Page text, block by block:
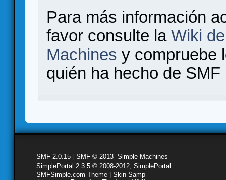
Para más información
favor consulte la Wiki
Machines y compruebe
quién ha hecho de
SMF 2.0.15 SMF © 2013 Simple Machines
SimplePortal 2.3.5 © 2008-2012, SimplePortal
SMFSimple.com Theme | Skin Samp